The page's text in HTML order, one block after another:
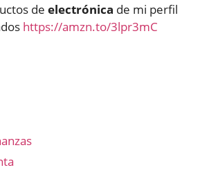
de electrónica de mi perfil
https://amzn.to/3lpr3mC